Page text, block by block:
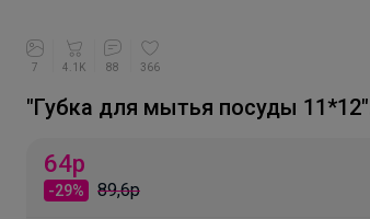
7 4.1K 88 366
"Губка для мытья посуды
64р
-29% 89,6р